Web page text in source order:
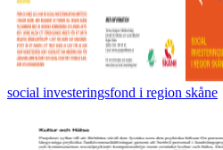
social investeringsfond i region skåne